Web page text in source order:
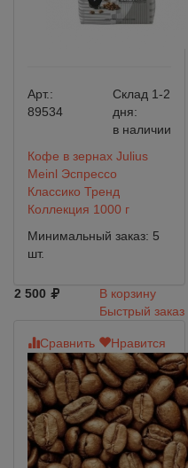
Арт.:
89534
Склад 1-2
дня:
в наличии
Кофе в зернах Julius
Meinl Эспрессо
Классико Тренд
Коллекция 1000 г
Минимальный заказ: 5
шт.
2 500
В корзину
Быстрый заказ
Сравнить Нравится